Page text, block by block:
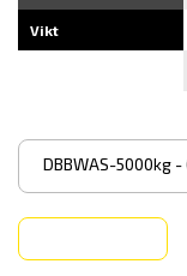
Vikt
DBBWAS-5000kg -